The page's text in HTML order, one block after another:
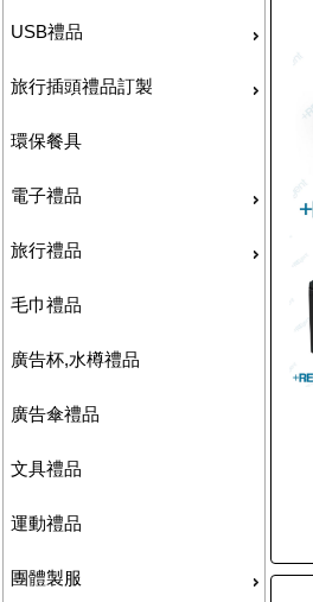
USB禮品
旅行插頭禮品訂製
環保餐具
電子禮品
旅行禮品
毛巾禮品
廣告杯,水樽禮品
廣告傘禮品
文具禮品
運動禮品
團體製服